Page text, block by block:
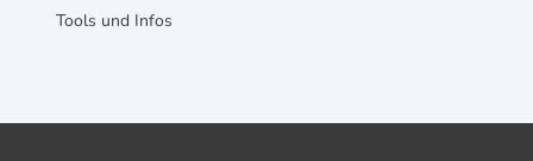
Tools und Infos